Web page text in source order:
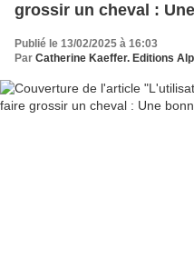
grossir un cheval :
Publié le 13/02/2025 à 16:03
Par Catherine Kaeffer. Editions